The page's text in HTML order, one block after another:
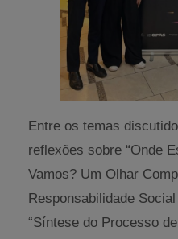
Entre os temas
reflexões sobre “Onde
Vamos? Um Olhar
Responsabilidade
“Síntese do Processo